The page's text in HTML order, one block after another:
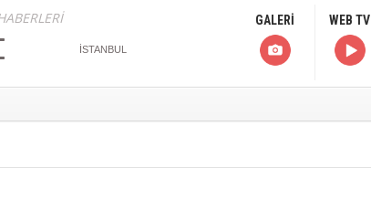
GALERİ WEB TV
Tutuklanma Haberi
Bayrampaşa Bel. Bşk. V.
Selahattin Bölükbaşı